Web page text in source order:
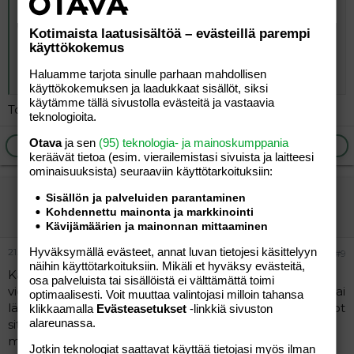
Ehkä vähän ärsyttää tuo, että verrataan kahta täysin eri
asiaa. Sama kun ihmeteltäisiin, että kerrostaloyksiö
Kontulassa maksaa sata tonttua ja kartano
Kuusisaaressa millin.
Mutta joo, aika hintavaa lystiä hyötyihin nähden.
Todellakin
Ilmoita asiaton viesti
vierailija
Vieras
21.05.2026 #9
Kalliiseen ja toimimattomaan joka todennäköisesti
vieläkin. Ongelmana pääsemättömyys potilastietoihin tai
lähetteisiin tai ajanvarauksiin tai tiedä kenen potilastiedot
sitten on ja aikaa lähetteestä odottaa kaksi vuotta eikä
mitään muitakaan aikoja eikä mitään muutenkaan
Kotimaista laatusisältöä – evästeillä parempi
käyttökokemus
Haluamme tarjota sinulle parhaan mahdollisen
käyttökokemuksen ja laadukkaat sisällöt, siksi
käytämme tällä sivustolla evästeitä ja vastaavia
teknologioita.
Otavaja sen (95) teknologia- ja mainoskumppania
keräävät tietoa (esim. vierailemis­tasi sivuista ja laitteesi
ominaisuuk­sista) seuraaviin käyttötarkoituksiin:
Sisällön ja palveluiden parantaminen
Kohdennettu mainonta ja markkinointi
Kävijämäärien ja mainonnan mittaaminen
Hyväksymällä evästeet, annat luvan tietojesi käsittelyyn
näihin käyttötarkoituksiin. Mikäli et hyväksy evästeitä,
osa palveluista tai sisällöistä ei välttämättä toimi
optimaalisesti. Voit muuttaa valintojasi milloin tahansa
klikkaamalla Evästeasetukset -linkkiä sivuston
alareunassa.
Jotkin teknologiat saattavat käyttää tietojasi myös ilman